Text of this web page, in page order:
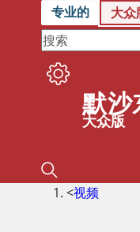
专业的 大众
默沙
大众版
<视频